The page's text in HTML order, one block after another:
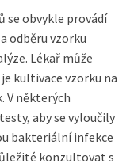
se obvykle provádí
odběru vzorku
Lékař může
kultivace vzorku na
V některých
aby se vyloučily
bakteriální infekce
konzultovat s